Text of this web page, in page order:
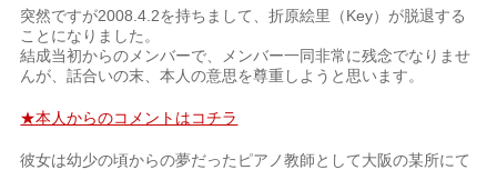
突然ですが2008.4.2を持ちまして、折原絵里（Key）が脱退する
ことになりました。
結成当初からのメンバーで、メンバー一同非常に残念でなりませ
んが、話合いの末、本人の意思を尊重しようと思います。
★本人からのコメントはコチラ
彼女は幼少の頃からの夢だったピアノ教師として大阪の某所にて